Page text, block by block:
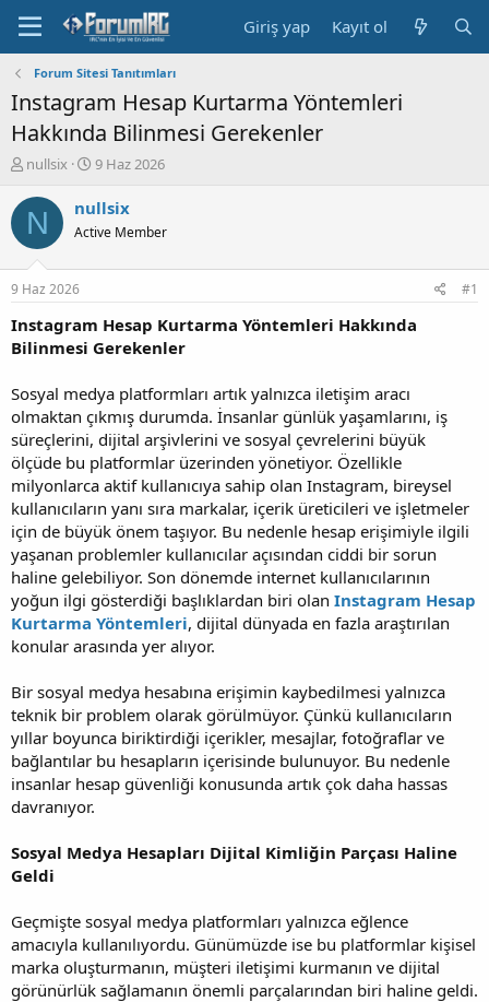
Giriş yap Kayıt ol
Forum Sitesi Tanıtımları
Instagram Hesap Kurtarma Yöntemleri
Hakkında Bilinmesi Gerekenler
K
n
b
u
u
b
a
ş
l
t
a
n
nullsix
B
ş
l
a
ç
t
a
i
h
9 Haz 2026
N nullsix
Active Member
9 Haz 2026 #1
Instagram Hesap Kurtarma Yöntemleri Hakkında
Bilinmesi Gerekenler
Sosyal medya platformları artık yalnızca iletişim aracı
olmaktan çıkmış durumda. İnsanlar günlük yaşamlarını, iş
süreçlerini, dijital arşivlerini ve sosyal çevrelerini büyük
ölçüde bu platformlar üzerinden yönetiyor. Özellikle
milyonlarca aktif kullanıcıya sahip olan Instagram, bireysel
kullanıcıların yanı sıra markalar, içerik üreticileri ve işletmeler
için de büyük önem taşıyor. Bu nedenle hesap erişimiyle ilgili
yaşanan problemler kullanıcılar açısından ciddi bir sorun
haline gelebiliyor. Son dönemde internet kullanıcılarının
yoğun ilgi gösterdiği başlıklardan biri olan Instagram Hesap
Kurtarma Yöntemleri, dijital dünyada en fazla araştırılan
konular arasında yer alıyor.
Bir sosyal medya hesabına erişimin kaybedilmesi yalnızca
teknik bir problem olarak görülmüyor. Çünkü kullanıcıların
yıllar boyunca biriktirdiği içerikler, mesajlar, fotoğraflar ve
bağlantılar bu hesapların içerisinde bulunuyor. Bu nedenle
insanlar hesap güvenliği konusunda artık çok daha hassas
davranıyor.
Sosyal Medya Hesapları Dijital Kimliğin Parçası Haline
Geldi
Geçmişte sosyal medya platformları yalnızca eğlence
amacıyla kullanılıyordu. Günümüzde ise bu platformlar kişisel
marka oluşturmanın, müşteri iletişimi kurmanın ve dijital
görünürlük sağlamanın önemli parçalarından biri haline geldi.